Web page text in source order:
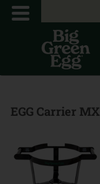
EGG Carrier MX